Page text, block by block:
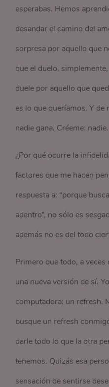
esperabas. Hemos
desandar el camino del
sorpresa por aquello que
que el duelo,
duele por aquello que
es lo que queríamos. Y de
nadie gana. Créeme: nadie.
¿Por qué ocurre la
factores que me hacen
respuesta a: “porque
adentro”, no sólo es
además no es del todo
Primero que todo, a
una nueva versión de sí.
computadora: un refresh.
busque un refresh
darle todo lo que la otra
tenemos. Quizás esa
sensación de sentirse